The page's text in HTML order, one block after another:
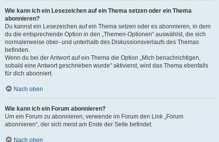
Wie kann ich ein Lesezeichen auf ein Thema setzen oder ein Thema
abonnieren?
Du kannst ein Lesezeichen auf ein Thema setzen oder es abonnieren, in dem
du die entsprechende Option in den „Themen-Optionen“ auswählst, die sich
normalerweise ober- und unterhalb des Diskussionsverlaufs des Themas
befinden.
Wenn du bei der Antwort auf ein Thema die Option „Mich benachrichtigen,
sobald eine Antwort geschrieben wurde“ aktivierst, wird das Thema ebenfalls
für dich abonniert.
Nach oben
Wie kann ich ein Forum abonnieren?
Um ein Forum zu abonnieren, verwende im Forum den Link „Forum
abonnieren“, der sich meist am Ende der Seite befindet.
Nach oben